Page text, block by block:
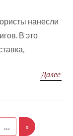
нанесли
В это
Далее
… »